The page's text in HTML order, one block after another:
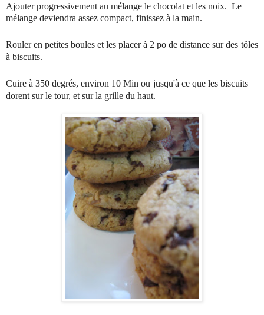
Ajouter progressivement au mélange le chocolat et les noix. Le
mélange deviendra assez compact, finissez à la main.
Rouler en petites boules et les placer à 2 po de distance sur des tôles
à biscuits.
Cuire à 350 degrés, environ 10 Min ou jusqu'à ce que les biscuits
dorent sur le tour, et sur la grille du haut.